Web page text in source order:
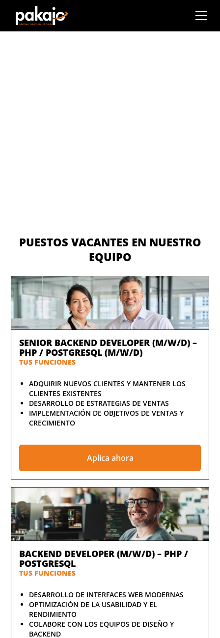
PUESTOS VACANTES EN NUESTRO
EQUIPO
SENIOR BACKEND DEVELOPER (M/W/D) –
PHP / POSTGRESQL (M/W/D)
TUS FUNCIONES
ADQUIRIR NUEVOS CLIENTES Y MANTENER LOS
CLIENTES EXISTENTES
DESARROLLO DE ESTRATEGIAS DE VENTAS
IMPLEMENTACIÓN DE OBJETIVOS DE VENTAS Y
CRECIMIENTO
Aplica ahora
BACKEND DEVELOPER (M/W/D) – PHP /
POSTGRESQL
TUS FUNCIONES
DESARROLLO DE INTERFACES WEB MODERNAS
OPTIMIZACIÓN DE LA USABILIDAD Y EL
RENDIMIENTO
COLABORE CON LOS EQUIPOS DE DISEÑO Y
BACKEND